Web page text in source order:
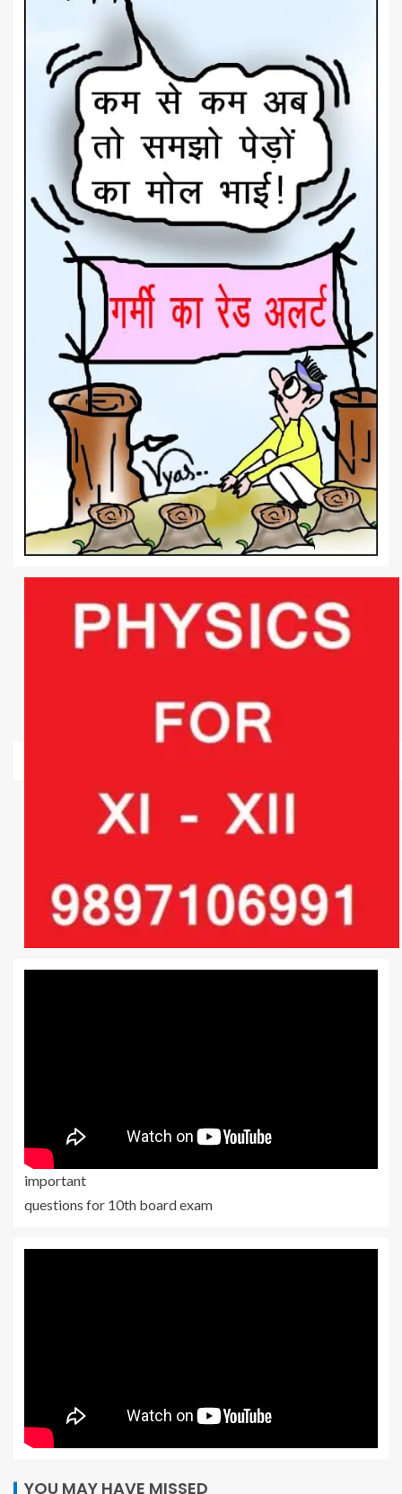
important
questions for 10th board exam
YOU MAY HAVE MISSED